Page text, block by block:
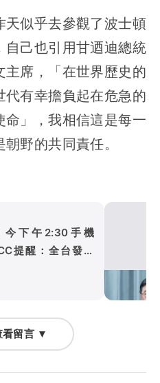
似乎去參觀了波士頓
自己也引用甘迺迪總統
席，「在世界歷史的
有幸擔負起在危急的
」，我相信這是每一
野的共同責任。
今下午2:30手機
提醒：全台發送
看留言 ▼